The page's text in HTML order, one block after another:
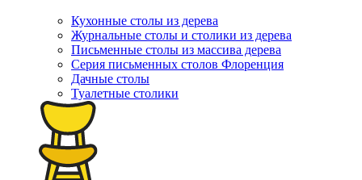
Кухонные столы из дерева
Журнальные столы и столики из дерева
Письменные столы из массива дерева
Серия письменных столов Флоренция
Дачные столы
Туалетные столики